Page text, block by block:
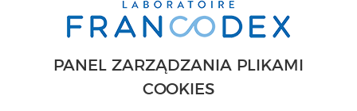
PANEL ZARZĄDZANIA PLIKAMI
COOKIES